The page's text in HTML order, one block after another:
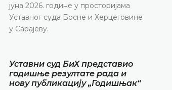
јуна 2026. године у просторијама
Уставног суда Босне и Херцеговине
у Сарајеву.
Уставни суд БиХ представио
годишње резултате рада и
нову публикацију „Годишњак“